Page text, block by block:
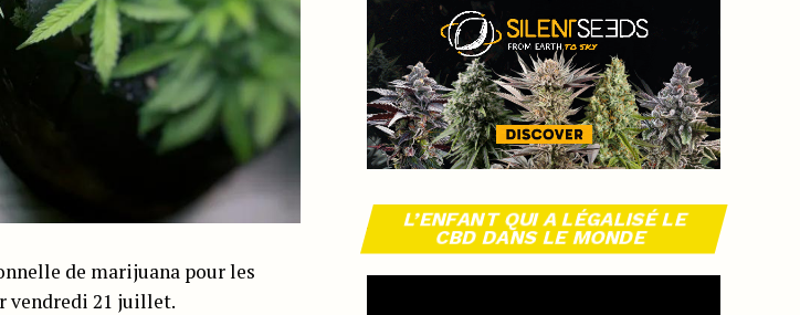
de marijuana pour les
vendredi 21 juillet.
L’ENFANT QUI A LÉGALISÉ LE
CBD DANS LE MONDE